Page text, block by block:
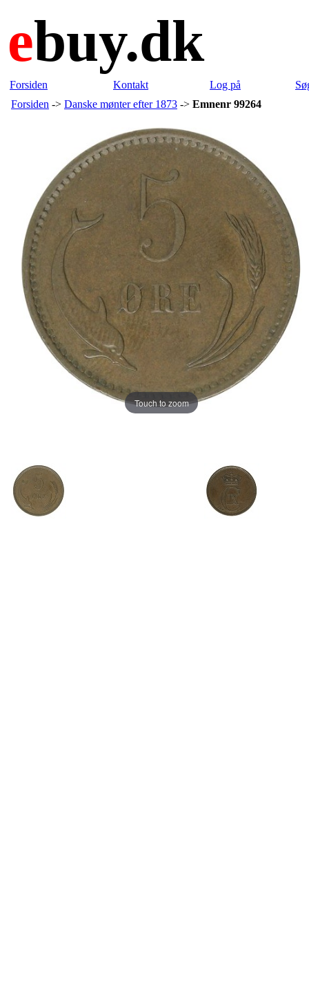
ebuy.dk
Forsiden Kontakt Log på
Forsiden -> Danske mønter efter 1873 -> Emnenr 99264
Touch to zoom